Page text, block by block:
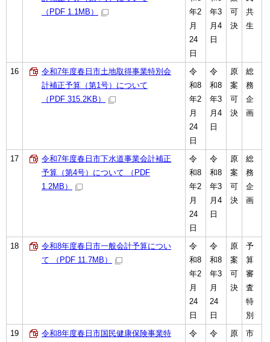
（PDF 1.1MB）
年2
月
24
日
年3
月4
日
可
決
共
生
16
令和7年度春日市土地取得事業特別会
計補正予算（第1号）について
（PDF 315.2KB）
令
和8
年2
月
24
日
令
和8
年3
月4
日
原
案
可
決
総
務
企
画
17
令和7年度春日市下水道事業会計補正
予算（第4号）について （PDF
1.2MB）
令
和8
年2
月
24
日
令
和8
年3
月4
日
原
案
可
決
総
務
企
画
18
令和8年度春日市一般会計予算につい
て （PDF 11.7MB）
令
和8
年2
月
24
日
令
和8
年3
月
24
日
原
案
可
決
予
算
審
査
特
別
19
令和8年度春日市国民健康保険事業特
令
令
原
市